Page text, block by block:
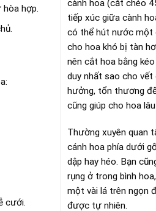
hợp.
cưới.
cành hoa (cắt chéo
tiếp xúc giữa cành
có thể hút nước một
cho hoa khó bị tàn
nên cắt hoa bằng
duy nhất sao cho vết
hưởng, tổn thương
cũng giúp cho hoa
Thường xuyên quan
cánh hoa phía dưới
dập hay héo. Bạn
rụng ở trong bình
một vài lá trên ngọn
được tự nhiên.